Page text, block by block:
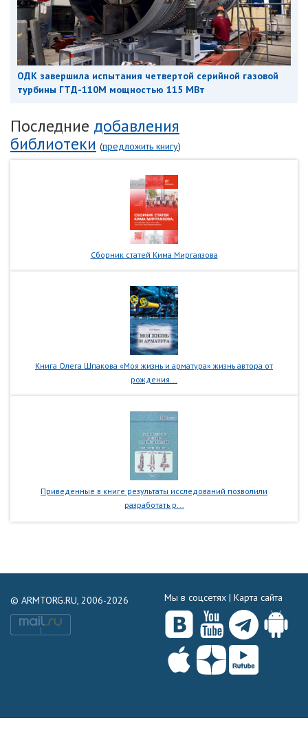
ОДК завершила испытания четвертой серийной газовой
турбины ГТД-110М мощностью 115 МВт
Последние добавления
библиотеки (предложить книгу)
Сборник статей Кима Миргаязова
Книга Олега Шпакова «Моя жизнь и арматура» жизнь автора от
рождения...
Приведенные в книге результаты исследований позволили
разработать р...
© ARMTORG.RU, 2006-2026 Мы в соцсетях | Карта сайта